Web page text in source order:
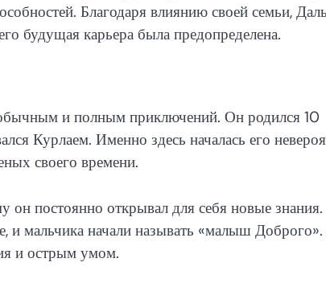
Благодаря влиянию своей семьи, Даль
будущая карьера была предопределена.
и полным приключений. Он родился 10
Курлаем. Именно здесь началась его
своего времени.
он постоянно открывал для себя новые
и мальчика начали называть «малыш
и острым умом.